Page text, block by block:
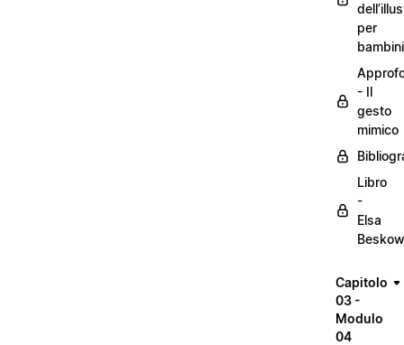
per
bambini
- Il
gesto
mimico
Libro
-
Elsa
Beskow
Capitolo
03 -
Modulo
04